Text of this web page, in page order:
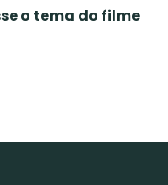
o tema do filme